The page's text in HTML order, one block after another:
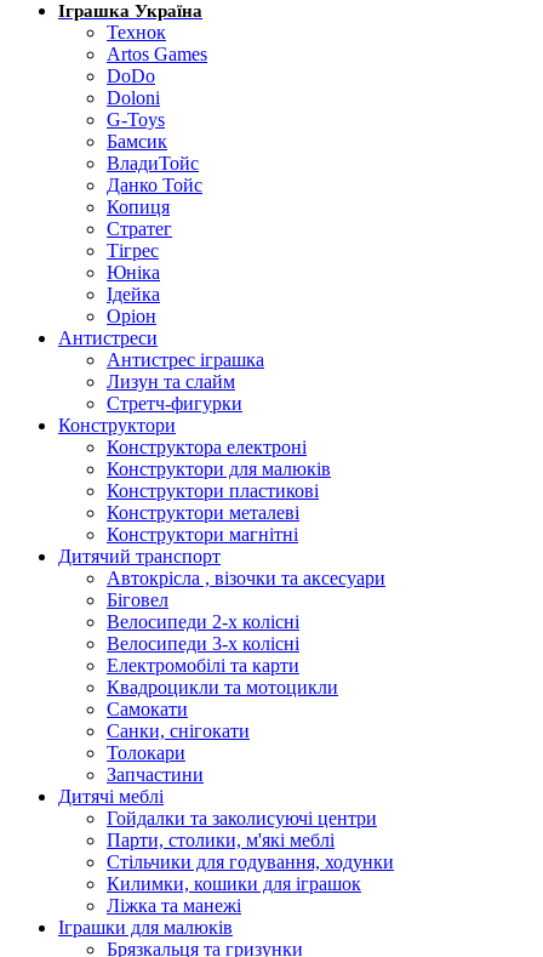
Іграшка Україна
Технок
Artos Games
DoDo
Doloni
G-Toys
Бамсик
ВладиТойс
Данко Тойс
Копиця
Стратег
Тігрес
Юніка
Ідейка
Оріон
Антистреси
Антистрес іграшка
Лизун та слайм
Стретч-фигурки
Конструктори
Конструктора електроні
Конструктори для малюків
Конструктори пластикові
Конструктори металеві
Конструктори магнітні
Дитячий транспорт
Автокрісла , візочки та аксесуари
Біговел
Велосипеди 2-х колісні
Велосипеди 3-х колісні
Електромобілі та карти
Квадроцикли та мотоцикли
Самокати
Санки, снігокати
Толокари
Запчастини
Дитячі меблі
Гойдалки та заколисуючі центри
Парти, столики, м'які меблі
Стільчики для годування, ходунки
Килимки, кошики для іграшок
Ліжка та манежі
Іграшки для малюків
Брязкальця та гризунки